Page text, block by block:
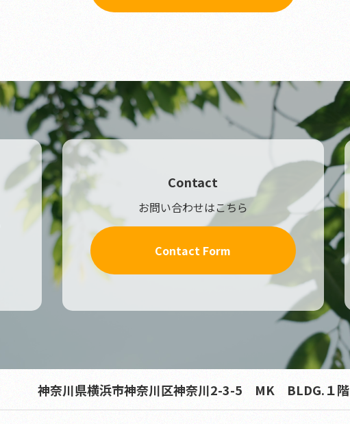
Contact
お問い合わせはこちら
Contact Form
神奈川県横浜市神奈川区神奈川2-3-5 MK BLDG.１階